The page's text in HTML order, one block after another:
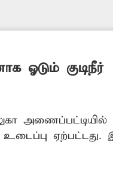
ஓடும் குடிநீர்
அணைப்பட்டியில்
உடைப்பு
சீரமைக்க